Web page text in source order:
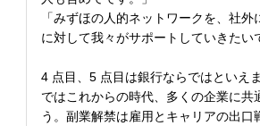
「みずほの人的ネットワークを、社外
に対して我々がサポートしていきたい
4 点目、5 点目は銀行ならではといえ
ではこれからの時代、多くの企業に共
う。副業解禁は雇用とキャリアの出口